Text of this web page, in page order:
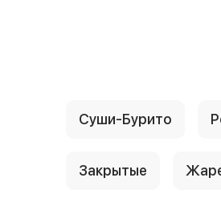
Суши-Бурито
Закрытые